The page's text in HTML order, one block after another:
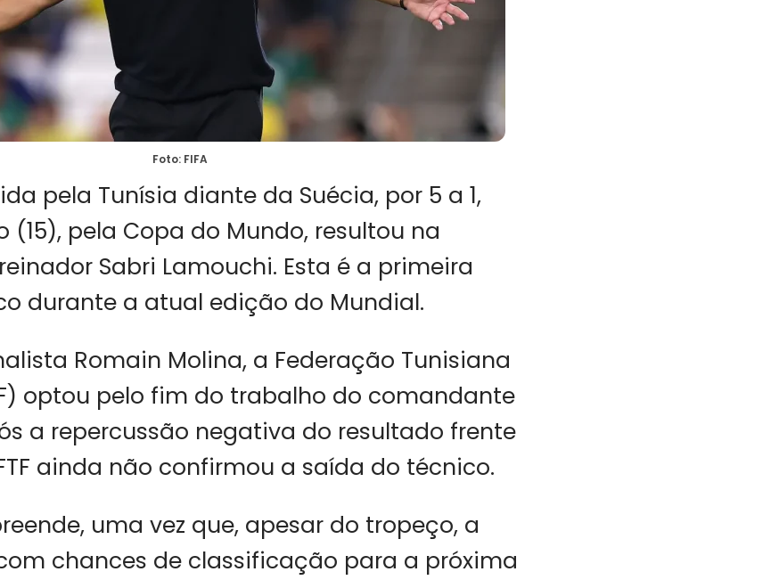
Foto: FIFA
pela Tunísia diante da Suécia, por 5 a 1,
(15), pela Copa do Mundo, resultou na
Sabri Lamouchi. Esta é a primeira
durante a atual edição do Mundial.
Romain Molina, a Federação Tunisiana
optou pelo fim do trabalho do comandante
a repercussão negativa do resultado frente
ainda não confirmou a saída do técnico.
uma vez que, apesar do tropeço, a
chances de classificação para a próxima